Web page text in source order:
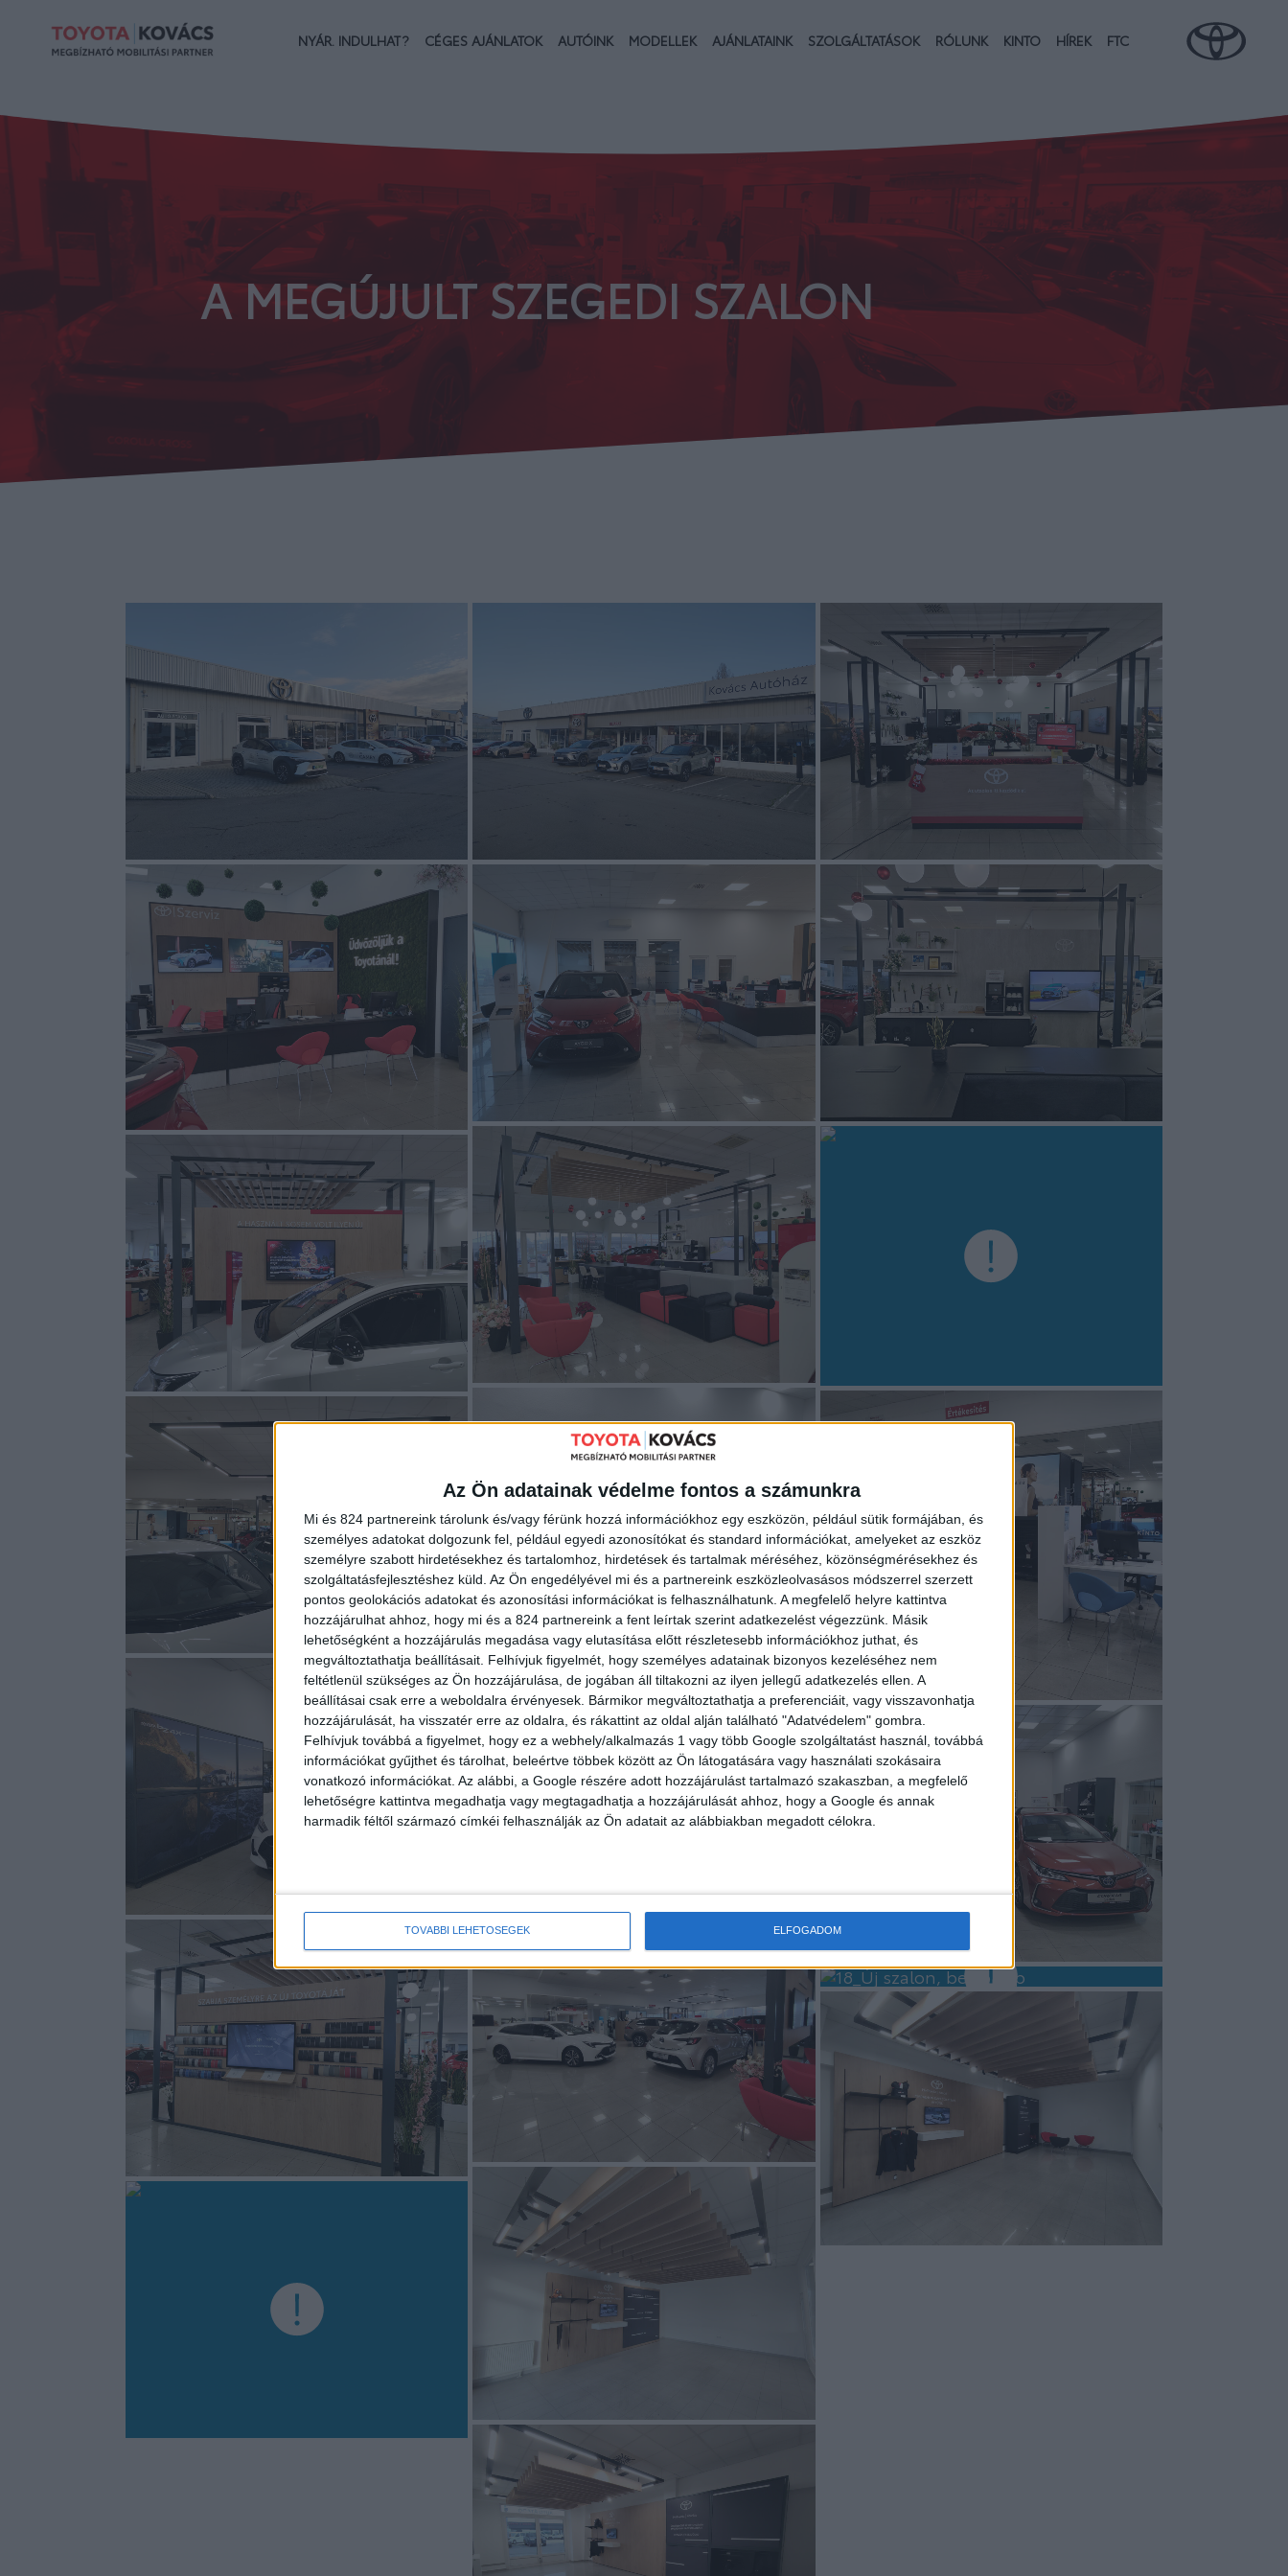
Az Ön adatainak védelme fontos a számunkra
Mi és 824 partnereink tárolunk és/vagy férünk hozzá információkhoz egy eszközön, például sütik formájában, és
személyes adatokat dolgozunk fel, például egyedi azonosítókat és standard információkat, amelyeket az eszköz
személyre szabott hirdetésekhez és tartalomhoz, hirdetések és tartalmak méréséhez, közönségmérésekhez és
szolgáltatásfejlesztéshez küld. Az Ön engedélyével mi és a partnereink eszközleolvasásos módszerrel szerzett
pontos geolokációs adatokat és azonosítási információkat is felhasználhatunk. A megfelelő helyre kattintva
hozzájárulhat ahhoz, hogy mi és a 824 partnereink a fent leírtak szerint adatkezelést végezzünk. Másik
lehetőségként a hozzájárulás megadása vagy elutasítása előtt részletesebb információkhoz juthat, és
megváltoztathatja beállításait. Felhívjuk figyelmét, hogy személyes adatainak bizonyos kezeléséhez nem
feltétlenül szükséges az Ön hozzájárulása, de jogában áll tiltakozni az ilyen jellegű adatkezelés ellen. A
beállításai csak erre a weboldalra érvényesek. Bármikor megváltoztathatja a preferenciáit, vagy visszavonhatja
hozzájárulását, ha visszatér erre az oldalra, és rákattint az oldal alján található "Adatvédelem" gombra.
Felhívjuk továbbá a figyelmet, hogy ez a webhely/alkalmazás 1 vagy több Google szolgáltatást használ, továbbá
információkat gyűjthet és tárolhat, beleértve többek között az Ön látogatására vagy használati szokásaira
vonatkozó információkat. Az alábbi, a Google részére adott hozzájárulást tartalmazó szakaszban, a megfelelő
lehetőségre kattintva megadhatja vagy megtagadhatja a hozzájárulását ahhoz, hogy a Google és annak
harmadik féltől származó címkéi felhasználják az Ön adatait az alábbiakban megadott célokra.
TOVÁBBI LEHETŐSÉGEK ELFOGADOM
NYÁR. INDULHAT? CÉGES AJÁNLATOK AUTÓINK MODELLEK AJÁNLATAINK SZOLGÁLTATÁSOK RÓLUNK KINTO HÍREK FTC
A MEGÚJULT SZEGEDI SZALON